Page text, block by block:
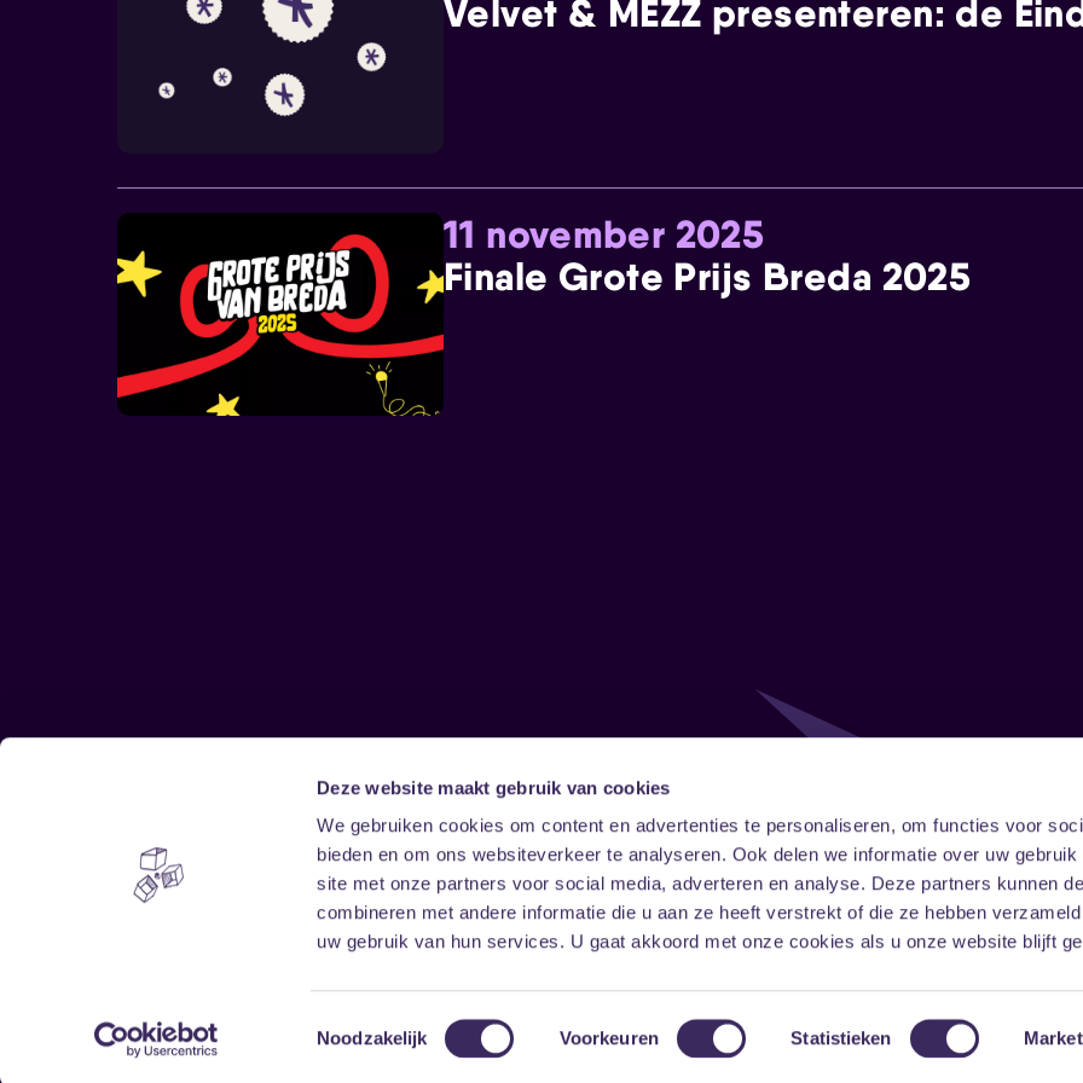
Deze website maakt gebruik van cookies
We gebruiken cookies om content en advertenties te personaliseren, om functies voor
bieden en om ons websiteverkeer te analyseren. Ook delen we informatie over uw gebruik
site met onze partners voor social media, adverteren en analyse. Deze partners kunnen
combineren met andere informatie die u aan ze heeft verstrekt of die ze hebben
uw gebruik van hun services. U gaat akkoord met onze cookies als u onze website blijft
Toestemmingsselectie
Noodzakelijk Voorkeuren Statistieken
Velvet & MEZZ presenteren: de
11 november 2025
Finale Grote Prijs Breda 2025
Home
Vrijwilligers
Disclaimer
Toegankelijkheid
Privacy & cookies
Follow
FacebookInstagramLinkedIn
Onze